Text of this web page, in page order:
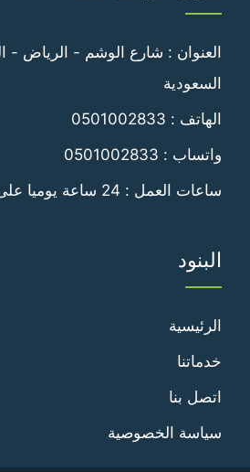
فيسبوك
العنوان : شارع الوشم - الرياض -
السعودية
الهاتف : 0501002833
واتساب : 0501002833
ساعات العمل : 24 ساعة يوميا على مدار الاسبوع.
البنود
الرئيسية
خدماتنا
اتصل بنا
سياسة الخصوصية